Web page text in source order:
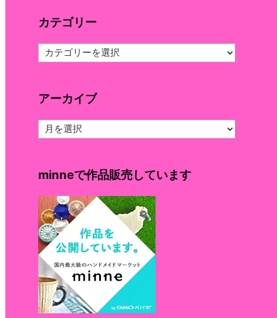
カテゴリー
カ
テ
ー
アーカイブ
ア
ー
ブ
minneで作品販売しています